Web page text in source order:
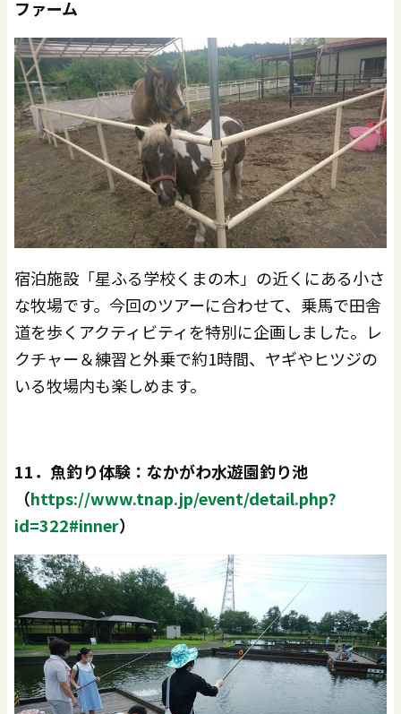
ファーム
宿泊施設「星ふる学校くまの木」の近くにある小さ
な牧場です。今回のツアーに合わせて、乗馬で田舎
道を歩くアクティビティを特別に企画しました。レ
クチャー＆練習と外乗で約1時間、ヤギやヒツジの
いる牧場内も楽しめます。
11．魚釣り体験：なかがわ水遊園釣り池
（https://www.tnap.jp/event/detail.php?
id=322#inner）